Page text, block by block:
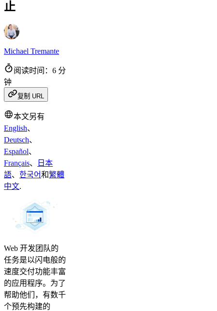
止
Michael Tremante
阅读时间：6 分
钟
复制 URL
本文另有
English、
Deutsch、
Español、
Français、
日本
語、 한국어和繁體
中文.
Web 开发团队的
任务是以闪电般的
速度交付功能丰富
的应用程序。为了
帮助他们，有数千
个预先构建的